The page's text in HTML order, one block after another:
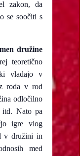
zakon, da
se soočiti s
družine
teoretično
vladajo v
roda v rod
odločilno
itd. Nato pa
igre vlog
v družini in
med